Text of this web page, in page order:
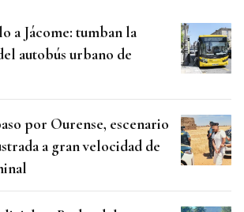
a Jácome: tumban la
autobús urbano de
por Ourense, escenario
a gran velocidad de